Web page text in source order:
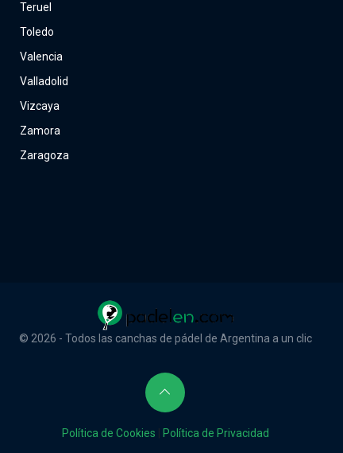
Teruel
Toledo
Valencia
Valladolid
Vizcaya
Zamora
Zaragoza
© 2026 - Todos las canchas de pádel de Argentina a un clic
Política de Cookies Política de Privacidad